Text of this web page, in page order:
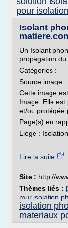
pour
Isolant
Un Isolant
propagation du
Catégories :
Source image
Cette image
Image. Elle
et/ou protégée
Page(s) en
Liège :
Lire la suite
Site : http://
Thèmes liés :
mur isolation
isolation
materiaux